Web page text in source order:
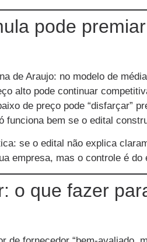
pode
de Araujo: no modelo de
alto pode continuar
de preço pode “disfarçar”
bem se o edital
se o edital não explica
empresa, mas o controle é do
o que fazer